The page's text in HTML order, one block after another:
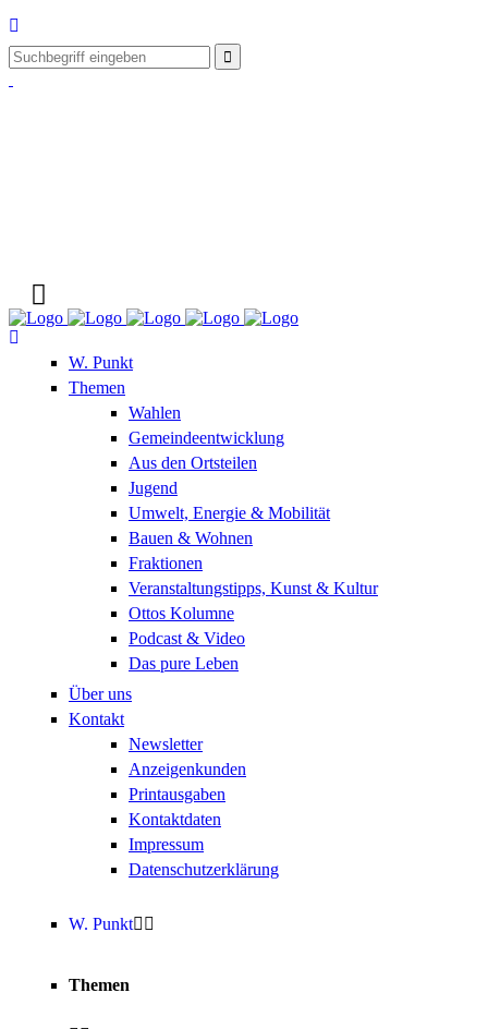
W. Punkt
Themen
Wahlen
Gemeindeentwicklung
Aus den Ortsteilen
Jugend
Umwelt, Energie & Mobilität
Bauen & Wohnen
Fraktionen
Veranstaltungstipps, Kunst & Kultur
Ottos Kolumne
Podcast & Video
Das pure Leben
Über uns
Kontakt
Newsletter
Anzeigenkunden
Printausgaben
Kontaktdaten
Impressum
Datenschutzerklärung
W. Punkt
Themen